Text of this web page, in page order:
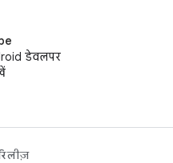
डेवलपर